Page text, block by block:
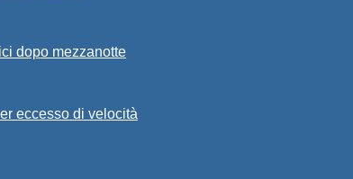
dopo mezzanotte
eccesso di velocità